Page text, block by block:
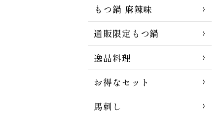
もつ鍋 麻辣味
通販限定もつ鍋
逸品料理
お得なセット
馬刺し